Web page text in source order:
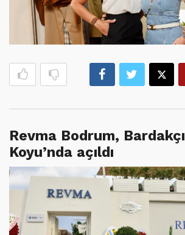
Revma Bodrum, Bardakçı
Koyu’nda açıldı